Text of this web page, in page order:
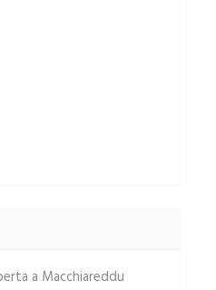
a Macchiareddu